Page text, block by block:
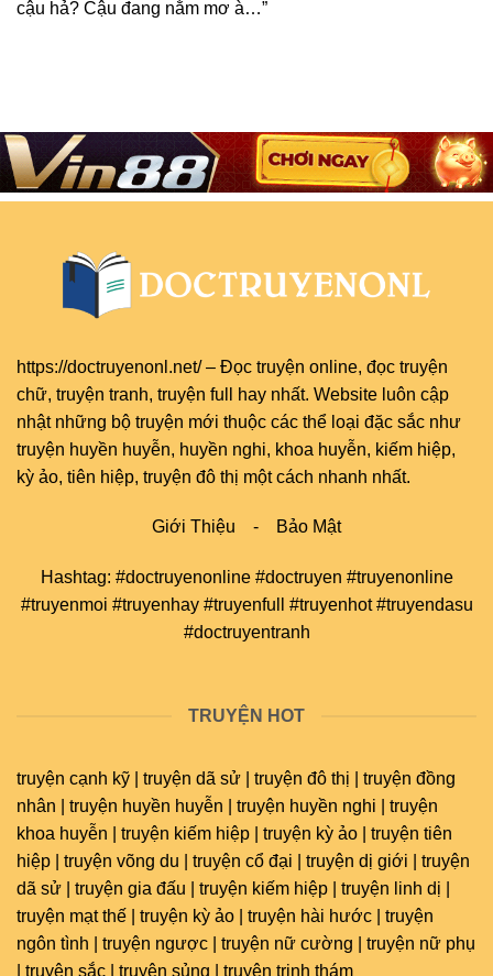
cậu hả? Cậu đang nằm mơ à…”
https://doctruyenonl.net/– Đọc truyện online, đọc truyện
chữ, truyện tranh, truyện full
hay nhất. Website luôn cập
nhật những bộ truyện mới thuộc các thể loại đặc sắc như
truyện huyền huyễn, huyền nghi, khoa huyễn, kiếm hiệp,
kỳ ảo, tiên hiệp, truyện đô thị một cách nhanh nhất.
Giới Thiệu - Bảo Mật
Hashtag: #doctruyenonline #doctruyen #truyenonline
#truyenmoi #truyenhay #truyenfull #truyenhot #truyendasu
#doctruyentranh
TRUYỆN HOT
truyện cạnh kỹ | truyện dã sử | truyện đô thị | truyện đồng
nhân | truyện huyền huyễn | truyện huyền nghi | truyện
khoa huyễn | truyện kiếm hiệp | truyện kỳ ảo | truyện tiên
hiệp | truyện võng du | truyện cổ đại | truyện dị giới | truyện
dã sử | truyện gia đấu | truyện kiếm hiệp | truyện linh dị |
truyện mạt thế | truyện kỳ ảo | truyện hài hước | truyện
ngôn tình | truyện ngược | truyện nữ cường | truyện nữ phụ
| truyện sắc | truyện sủng | truyện trinh thám